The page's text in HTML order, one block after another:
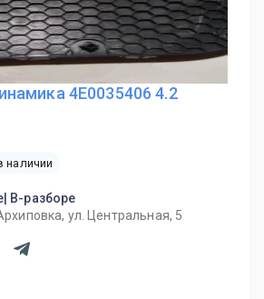
4E0035406 4.2
наличии
В-разборе
ул. Центральная, 5